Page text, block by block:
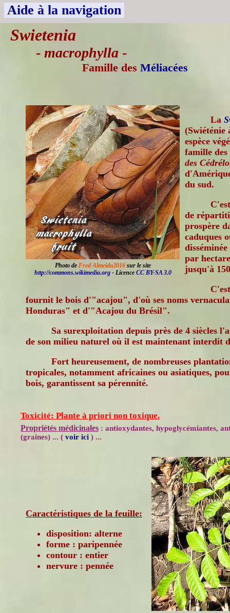
Aide à la navigation
Swietenia
- macrophylla -
Famille des Méliacées
Photo de Fred Almeida2016sur le site
http://commons.wikimedia.org- Licence CC BY-SA 3.0
La
(Swiéténie
espèce
famille des
des
du sud.
de
prospère
caduques
par
jusqu'à
fournit le bois d'"acajou", d'où ses noms
Honduras" et d'"Acajou du Brésil".
Sa surexploitation depuis près de 4 siècles
de son milieu naturel où il est maintenant interdit
Fort heureusement, de nombreuses
tropicales, notamment africaines ou asiatiques,
bois, garantissent sa pérennité.
Toxicité: Plante à priori non toxique.
Propriétés médicinales : antioxydantes, hypoglycémiantes,
(graines) ... ( voir ici ) ...
Caractéristiques de la feuille:
disposition: alterne
forme : paripennée
contour : entier
nervure : pennée